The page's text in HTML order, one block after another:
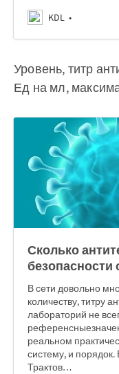
KDL
Уровень, титр
Ед на мл,
Сколько
безопасности
В сети довольно
количеству, титру
лабораторий не
реальном
систему, и
Трактов…